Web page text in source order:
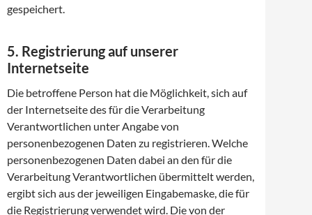
gespeichert.
5. Registrierung auf unserer
Internetseite
Die betroffene Person hat die Möglichkeit, sich auf
der Internetseite des für die Verarbeitung
Verantwortlichen unter Angabe von
personenbezogenen Daten zu registrieren. Welche
personenbezogenen Daten dabei an den für die
Verarbeitung Verantwortlichen übermittelt werden,
ergibt sich aus der jeweiligen Eingabemaske, die für
die Registrierung verwendet wird. Die von der